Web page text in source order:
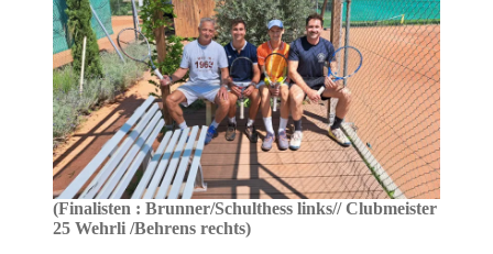
(Finalisten : Brunner/Schulthess links// Clubmeister
25 Wehrli /Behrens rechts)